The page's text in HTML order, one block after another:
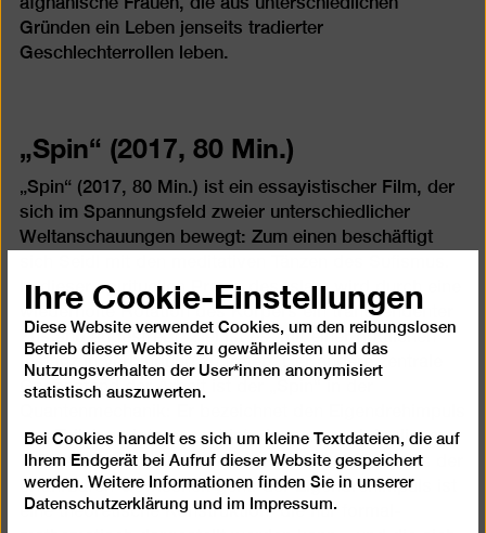
Gründen ein Leben jenseits tradierter
Geschlechterrollen leben.
„Spin“ (2017, 80 Min.)
„Spin“ (2017, 80 Min.) ist ein essayistischer Film, der
sich im Spannungsfeld zweier unterschiedlicher
Weltanschauungen bewegt: Zum einen beschäftigt
In dieser spirituellen Praxis des Islam wird durch eine
wiederholte Rotation des Körpers ein transzendenter
Zustand angestrebt. Ziel ist es, mit einer göttlichen
Instanz in Verbindung zu treten. Der andere zentrale
Gegenstand der Arbeit ist der „Spin“ in der
von Teilchen. Interessant ist, dass es auch in diesem
Teil der Naturwissenschaft um ein Wissen jenseits der
erfahrbaren Gewissheit geht: der Eigendrehimpuls ist
eine theoretische Konstruktion, die nur formal-
Ihre Cookie-Einstellungen
Diese Website verwendet Cookies, um den reibungslosen
Betrieb dieser Website zu gewährleisten und das
Nutzungsverhalten der User*innen anonymisiert
statistisch auszuwerten.
Bei Cookies handelt es sich um kleine Textdateien, die auf
Ihrem Endgerät bei Aufruf dieser Website gespeichert
werden. Weitere Informationen finden Sie in unserer
Datenschutzerklärung und im Impressum.